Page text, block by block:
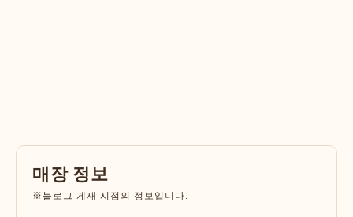
매장 정보
※블로그 게재 시점의 정보입니다.